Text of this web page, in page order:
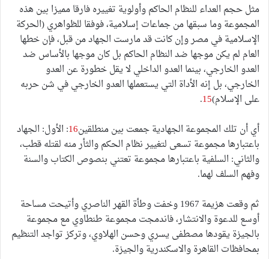
مثل حجم العداء للنظام الحاكم وأولوية تغييره فارقا مميزا بين هذه
المجموعة وما سبقها من جماعات إسلامية، فوفقا للظواهري (الحركة
الإسلامية في مصر وإن كانت قد مارست الجهاد من قبل، فإن خطها
العام لم يكن موجها ضد النظام الحاكم بل كان موجها بالأساس ضد
العدو الخارجي، بينما العدو الداخلي لا يقل خطورة عن العدو
الخارجي، بل إنه الأداة التي يستعملها العدو الخارجي في شن حربه
على الإسلام)15
.
أي أن تلك المجموعة الجهادية جمعت بين منطلقين16: الأول: الجهاد
باعتبارها مجموعة تسعى لتغيير نظام الحكم والثأر منه لقتله قطب،
والثاني: السلفية باعتبارها مجموعة تعتني بنصوص الكتاب والسنة
وفهم السلف لهما.
ثم وقعت هزيمة 1967 وخفت وطأة القهر الناصري وأتيحت مساحة
أوسع للدعوة والانتشار، فاندمجت مجموعة طنطاوي مع مجموعة
بالجيزة يقودها مصطفى يسري وحسن الهلاوي، وتركز تواجد التنظيم
بمحافظات القاهرة والاسكندرية والجيزة.